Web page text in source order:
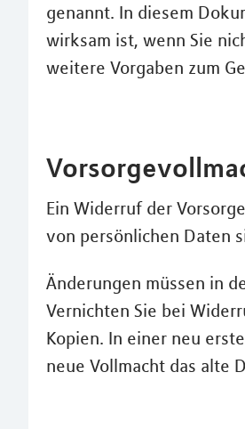
genannt. In diesem
wirksam ist, wenn Sie
weitere Vorgaben zum
Ein Widerruf der
von persönlichen Daten
Änderungen müssen in
Vernichten Sie bei
Kopien. In einer neu
neue Vollmacht das alte